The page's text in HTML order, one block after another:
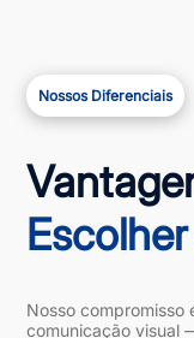
Nossos Diferenciais
Nosso compromisso
comunicação visual